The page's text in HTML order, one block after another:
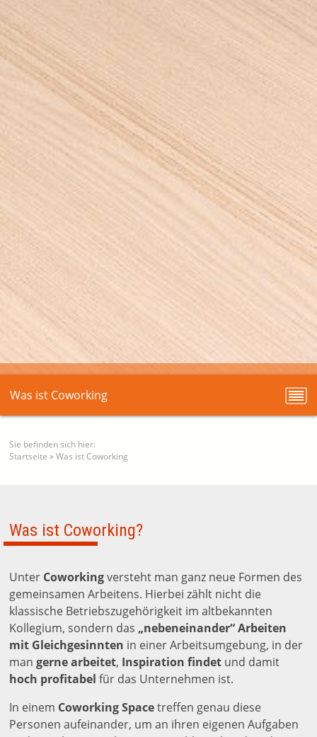
Was ist Coworking
Sie befinden sich hier:
Startseite »Was ist Coworking
Was ist Coworking?
Unter Coworkingversteht man ganz neue Formen des
gemeinsamen Arbeitens. Hierbei zählt nicht die
klassische Betriebszugehörigkeit im altbekannten
Kollegium, sondern das „nebeneinander“ Arbeiten
mit Gleichgesinnten in einer Arbeitsumgebung, in der
mangerne arbeitet, Inspiration findet und damit
hoch profitabel für das Unternehmen ist.
In einem Coworking Spacetreffen genau diese
Personen aufeinander, um an ihren eigenen Aufgaben